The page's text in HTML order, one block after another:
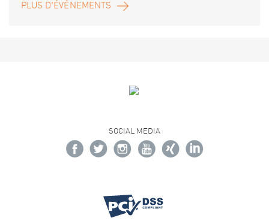
PLUS D'ÉVÉNEMENTS
SOCIAL MEDIA